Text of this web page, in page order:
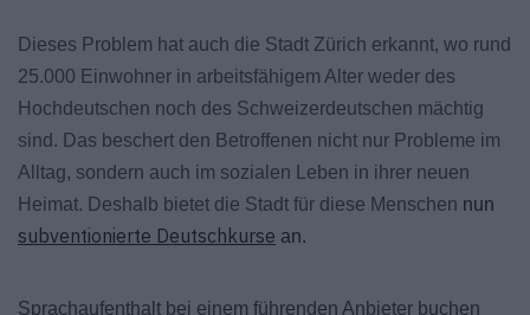
Dieses Problem hat auch die Stadt Zürich erkannt, wo rund
25.000 Einwohner in arbeitsfähigem Alter weder des
Hochdeutschen noch des Schweizerdeutschen mächtig
sind. Das beschert den Betroffenen nicht nur Probleme im
Alltag, sondern auch im sozialen Leben in ihrer neuen
Heimat. Deshalb bietet die Stadt für diese Menschen nun
subventionierte Deutschkurse an.
Sprachaufenthalt bei einem führenden Anbieter buchen